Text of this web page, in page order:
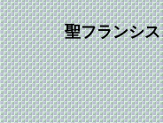
聖フランシ